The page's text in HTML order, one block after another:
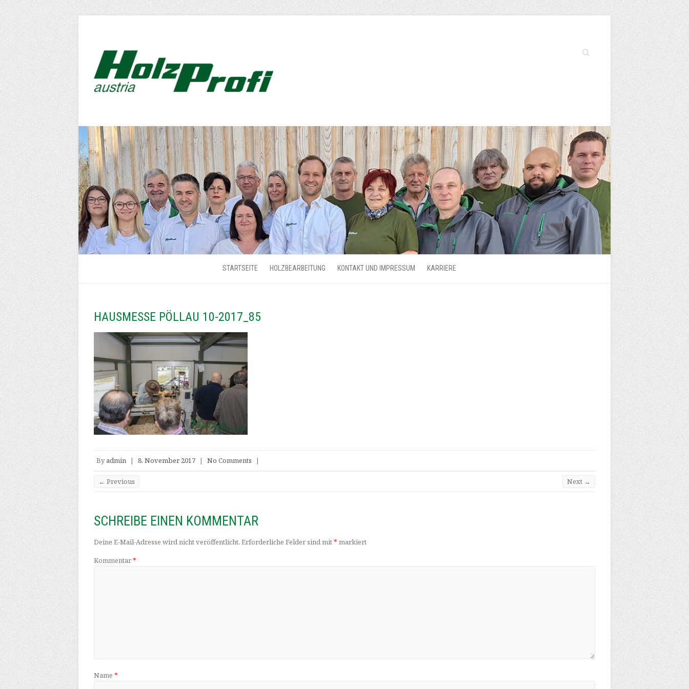
Search
STARTSEITE HOLZBEARBEITUNG KONTAKT UND IMPRESSUM KARRIERE
HAUSMESSE PÖLLAU 10-2017_85
Byadmin | 8. November 2017 | No Comments |
← Previous Next →
SCHREIBE EINEN KOMMENTAR
Deine E-Mail-Adresse wird nicht veröffentlicht. Erforderliche Felder sind mit* markiert
Kommentar*
Name *